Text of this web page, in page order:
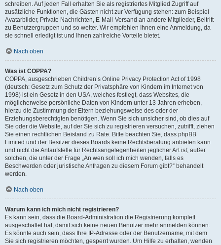
schreiben. Auf jeden Fall erhalten Sie als registriertes Mitglied Zugriff auf
zusätzliche Funktionen, die Gästen nicht zur Verfügung stehen: zum Beispiel
Avatarbilder, Private Nachrichten, E-Mail-Versand an andere Mitglieder, Beitritt
zu Benutzergruppen und so weiter. Wir empfehlen Ihnen eine Anmeldung, da
sie schnell erledigt ist und Ihnen zahlreiche Vorteile bietet.
Nach oben
Was ist COPPA?
COPPA, ausgeschrieben Children’s Online Privacy Protection Act of 1998
(deutsch: Gesetz zum Schutz der Privatsphäre von Kindern im Internet von
1998) ist ein Gesetz in den USA, welches festlegt, dass Websites, die
möglicherweise persönliche Daten von Kindern unter 13 Jahren erheben,
hierzu die Zustimmung der Eltern beziehungsweise des oder der
Erziehungsberechtigten benötigen. Wenn Sie sich unsicher sind, ob dies auf
Sie oder die Website, auf der Sie sich zu registrieren versuchen, zutrifft, ziehen
Sie einen rechtlichen Beistand zu Rate. Bitte beachten Sie, dass phpBB
Limited und der Besitzer dieses Boards keine Rechtsberatung anbieten kann
und nicht die Anlaufstelle für Rechtsangelegenheiten jeglicher Art ist; außer
solchen, die unter der Frage „An wen soll ich mich wenden, falls es
Beschwerden oder juristische Anfragen zu diesem Forum gibt?“ behandelt
werden.
Nach oben
Warum kann ich mich nicht registrieren?
Es kann sein, dass die Board-Administration die Registrierung komplett
ausgeschaltet hat, damit sich keine neuen Benutzer mehr anmelden können.
Es könnte auch sein, dass Ihre IP-Adresse oder der Benutzername, mit dem
Sie sich registrieren möchten, gesperrt wurden. Um Hilfe zu erhalten, wenden